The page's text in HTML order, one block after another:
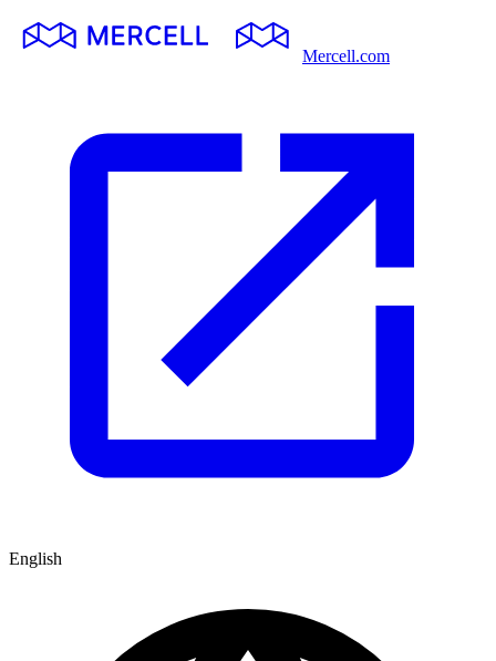
Mercell.com
English